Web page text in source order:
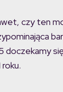
czy ten
doczekamy